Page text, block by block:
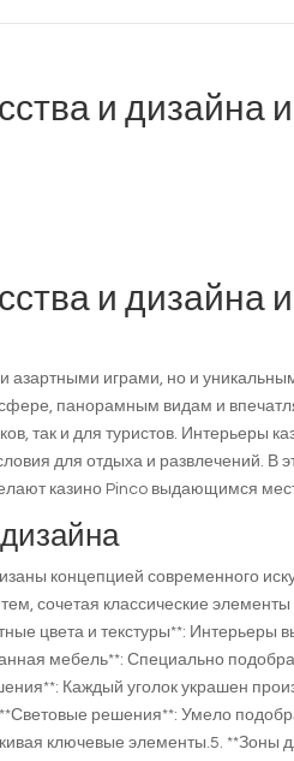
и дизайна
и дизайна
азартными играми, но и
панорамным видам и
так и для туристов. Интерьеры
для отдыха и развлечений. В
казино Pinco выдающимся
концепцией современного
сочетая классические
цвета и текстуры**: Интерьеры
мебель**: Специально
Каждый уголок украшен
**Световые решения**: Умело
ключевые элементы.5. **Зоны